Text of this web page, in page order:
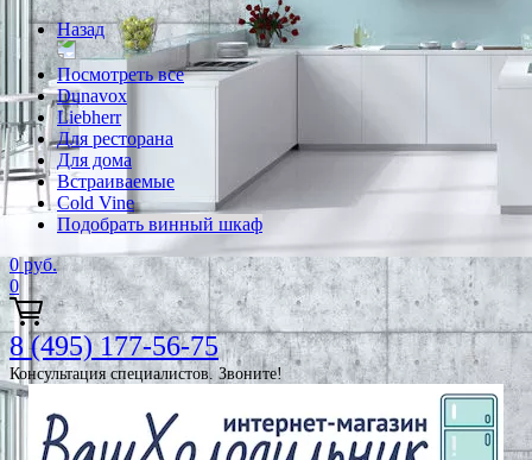
Назад
Посмотреть все
Dunavox
Liebherr
Для ресторана
Для дома
Встраиваемые
Cold Vine
Подобрать винный шкаф
0 руб.
0
8 (495) 177-56-75
Консультация специалистов. Звоните!